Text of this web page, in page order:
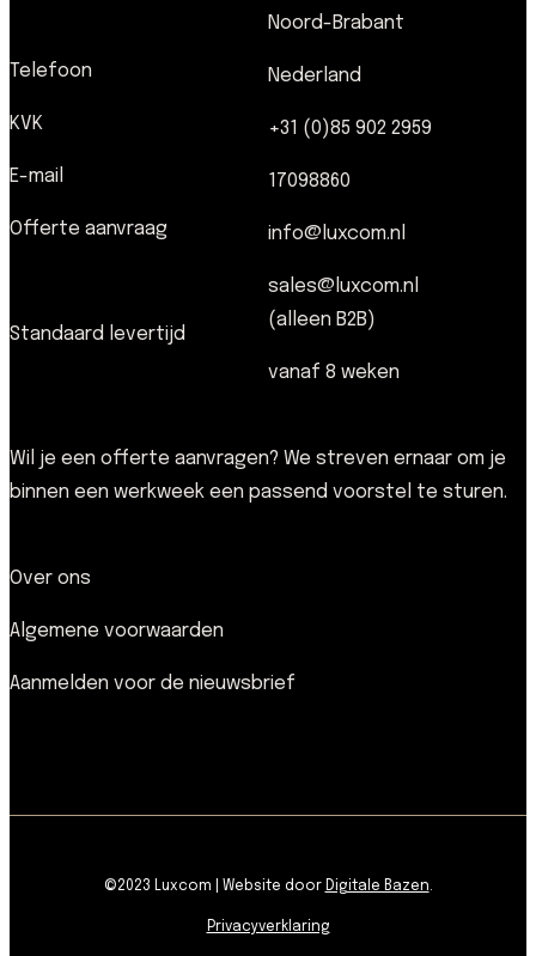
Telefoon
KVK
E-mail
Offerte aanvraag
Standaard levertijd
Noord-Brabant
Nederland
+31 (0)85 902 2959
17098860
info@luxcom.nl
sales@luxcom.nl
(alleen B2B)
vanaf 8 weken
Wil je een offerte aanvragen? We streven ernaar om je
binnen een werkweek een passend voorstel te sturen.
Over ons
Algemene voorwaarden
Aanmelden voor de nieuwsbrief
©2023 Luxcom | Website door Digitale Bazen.
Privacyverklaring